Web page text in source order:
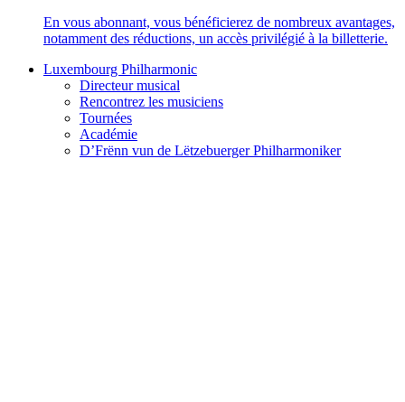
En vous abonnant, vous bénéficierez de nombreux avantages,
notamment des réductions, un accès privilégié à la billetterie.
Luxembourg Philharmonic
Directeur musical
Rencontrez les musiciens
Tournées
Académie
D’Frënn vun de Lëtzebuerger Philharmoniker